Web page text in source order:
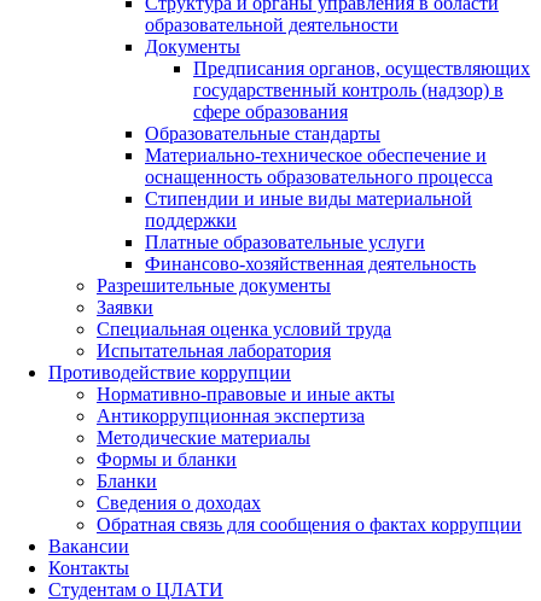
образовательной деятельности
Документы
Предписания органов, осуществляющих
государственный контроль (надзор) в
сфере образования
Образовательные стандарты
Материально-техническое обеспечение и
оснащенность образовательного процесса
Стипендии и иные виды материальной
поддержки
Платные образовательные услуги
Финансово-хозяйственная деятельность
Разрешительные документы
Заявки
Специальная оценка условий труда
Испытательная лаборатория
Противодействие коррупции
Нормативно-правовые и иные акты
Антикоррупционная экспертиза
Методические материалы
Формы и бланки
Бланки
Сведения о доходах
Обратная связь для сообщения о фактах коррупции
Вакансии
Контакты
Студентам о ЦЛАТИ